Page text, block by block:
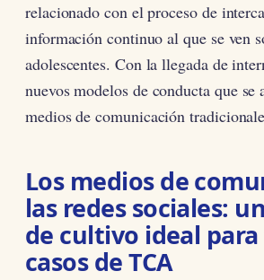
relacionado con el proceso de
información continuo al que se ven
adolescentes. Con la llegada de
nuevos modelos de conducta que se
medios de comunicación
Los medios de
las redes sociales:
de cultivo ideal
casos de TCA